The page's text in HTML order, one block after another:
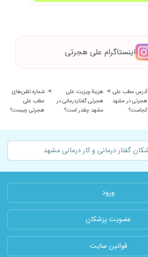
اینستاگرام علی هجرتی
آدرس مطب علی
هجرتی در مشهد
کجاست؟
هزینهٔ ویزیت علی
هجرتی گفتاردرمانی در
مشهد چقدر است؟
شماره تلفن‌های
مطب علی
هجرتی چیست؟
گفتار درمانی و کار درمانی مشهد
ورود
عضویت پزشکان
قوانین سایت